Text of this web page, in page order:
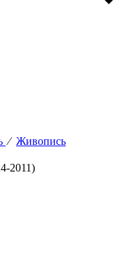
⁄ Живопись
2011)